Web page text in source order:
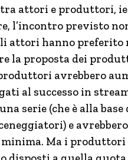
attori e produttori,
l’incontro previsto
attori hanno
la proposta dei
avrebbero
al successo in
serie (che è alla base
e
Ma i produttori